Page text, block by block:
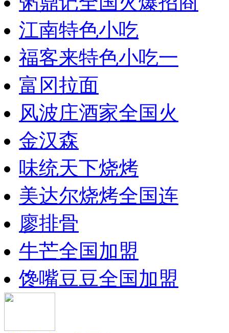
江南特色小吃
福客来特色小吃一
富冈拉面
风波庄酒家全国火
金汉森
味统天下烧烤
美达尔烧烤全国连
廖排骨
牛芒全国加盟
馋嘴豆豆全国加盟